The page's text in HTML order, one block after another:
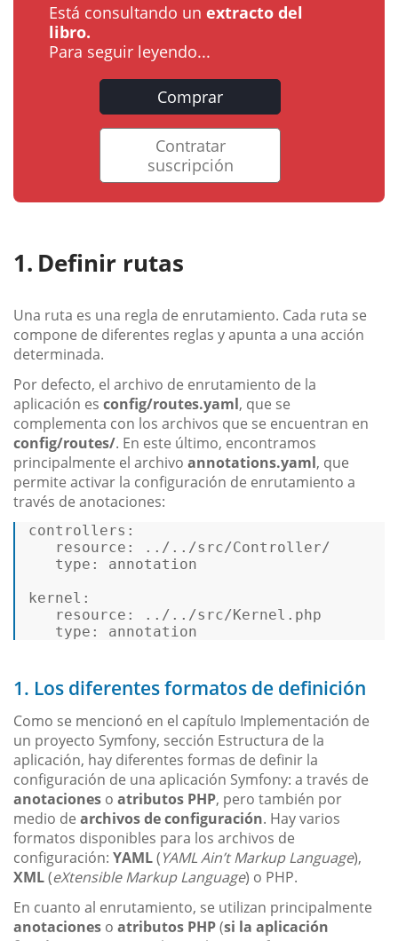
Está consultando un extracto del
libro.
Para seguir leyendo...
Comprar
Contratar
suscripción
Definir rutas
Una ruta es una regla de enrutamiento. Cada ruta se
compone de diferentes reglas y apunta a una acción
determinada.
Por defecto, el archivo de enrutamiento de la
aplicación es config/routes.yaml, que se
complementa con los archivos que se encuentran en
config/routes/. En este último, encontramos
principalmente el archivo annotations.yaml, que
permite activar la configuración de enrutamiento a
través de anotaciones:
controllers:
resource: ../../src/Controller/
type : annotation
kernel:
resource: ../../src/Kernel.php
type : annotation
1. Los diferentes formatos de definición
Como se mencionó en el capítulo Implementación de
un proyecto Symfony, sección Estructura de la
aplicación, hay diferentes formas de definir la
configuración de una aplicación Symfony: a través de
anotaciones o atributos PHP, pero también por
medio de archivos de configuración. Hay varios
formatos disponibles para los archivos de
configuración: YAML(YAML Ain’t Markup Language),
XML(eXtensible Markup Language) o PHP.
En cuanto al enrutamiento, se utilizan principalmente
anotaciones o atributos PHP(si la aplicación